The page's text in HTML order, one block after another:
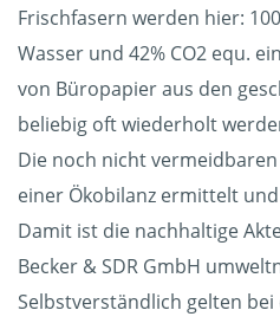
Frischfasern werden hier:
Wasser und 42% CO2 equ.
von Büropapier aus den
beliebig oft wiederholt
Die noch nicht
einer Ökobilanz ermittelt
Damit ist die nachhaltige
Becker & SDR GmbH
Selbstverständlich gelten